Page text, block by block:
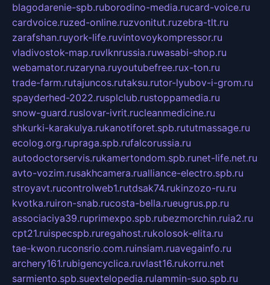
blagodarenie-spb.ruborodino-media.rucard-voice.ru
cardvoice.ruzed-online.ruzvonitut.ruzebra-tlt.ru
zarafshan.ruyork-life.ruvintovoykompressor.ru
vladivostok-map.ruvlknrussia.ruwasabi-shop.ru
webamator.ruzaryna.ruyoutubefree.rux-ton.ru
trade-farm.rutajuncos.rutaksu.rutor-lyubov-i-grom.ru
spayderhed-2022.rusplclub.rustoppamedia.ru
snow-guard.ruslovar-ivrit.rucleanmedicine.ru
shkurki-karakulya.rukanotiforet.spb.rututmassage.ru
ecolog.org.rupraga.spb.rufalcorussia.ru
autodoctorservis.rukamertondom.spb.runet-life.net.ru
avto-vozim.rusakhcamera.rualliance-electro.spb.ru
stroyavt.rucontrolweb1.rutdsak74.rukinzozo-ru.ru
kvotka.ruiron-snab.rucosta-bella.rueugrus.pp.ru
associaciya39.ruprimexpo.spb.rubezmorchin.ruia2.ru
cpt21.ruispecspb.ruregahost.rukolosok-elita.ru
tae-kwon.ruconsrio.com.ruinsiam.ruavegainfo.ru
archery161.rubigencyclica.ruvlast16.rukorru.net
sarmiento.spb.suextelopedia.rulammin-suo.spb.ru